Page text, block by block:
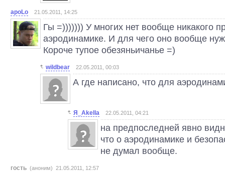
apoLo 21.05.2011, 14:25
Гы =))))))) У многих нет вообще никакого
аэродинамике. И для чего оно вообще
Короче тупое обезяньичанье =)
wildbear 22.05.2011, 00:03
А где написано, что для
Я_Akella 22.05.2011, 04:21
на предпоследней явно
что о аэродинамике и
не думал вообще.
гость (аноним) 21.05.2011, 12:57